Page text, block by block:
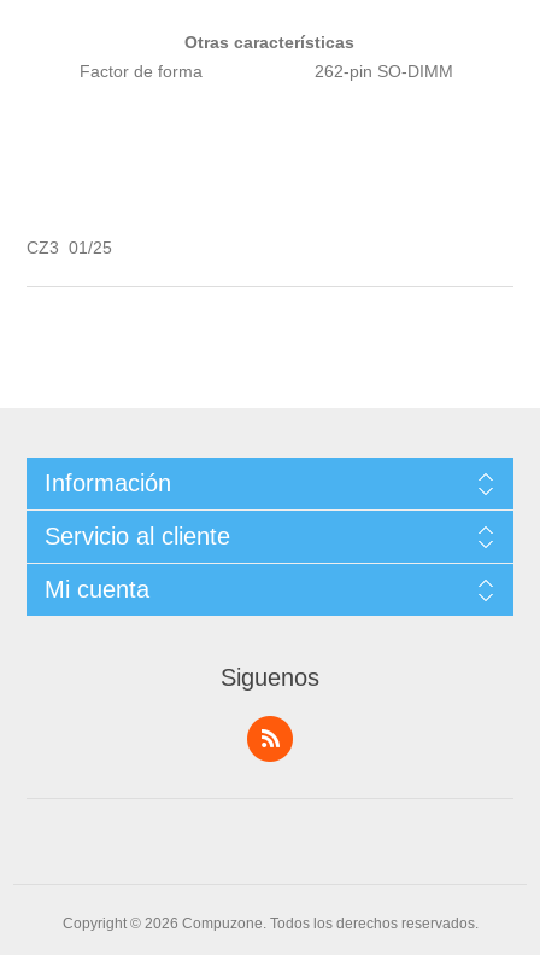
Otras características
Factor de forma
262-pin SO-DIMM
CZ3 01/25
Información
Servicio al cliente
Mi cuenta
Siguenos
Copyright © 2026 Compuzone. Todos los derechos reservados.